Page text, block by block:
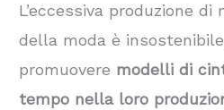
L’eccessiva produzione
della moda è
promuovere modelli di
tempo nella loro